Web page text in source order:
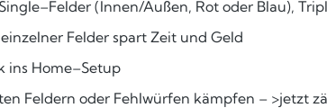
(Innen/Außen, Rot oder Blau),
Felder spart Zeit und Geld
ins Home–Setup
Feldern oder Fehlwürfen kämpfen – >jetzt